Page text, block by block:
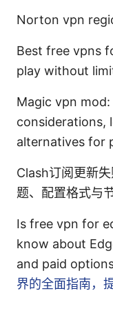
Norton vpn
Best free vpns
play without
Magic vpn
considerations,
alternatives for
Clash订阅更新
题、配置格式与
Is free vpn for
know about
and paid
界的全面指南，